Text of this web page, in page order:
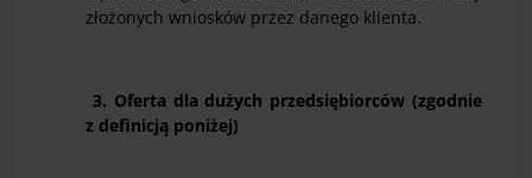
złożonych wniosków przez danego klienta.
3. Oferta dla dużych przedsiębiorców (zgodnie
z definicją poniżej)